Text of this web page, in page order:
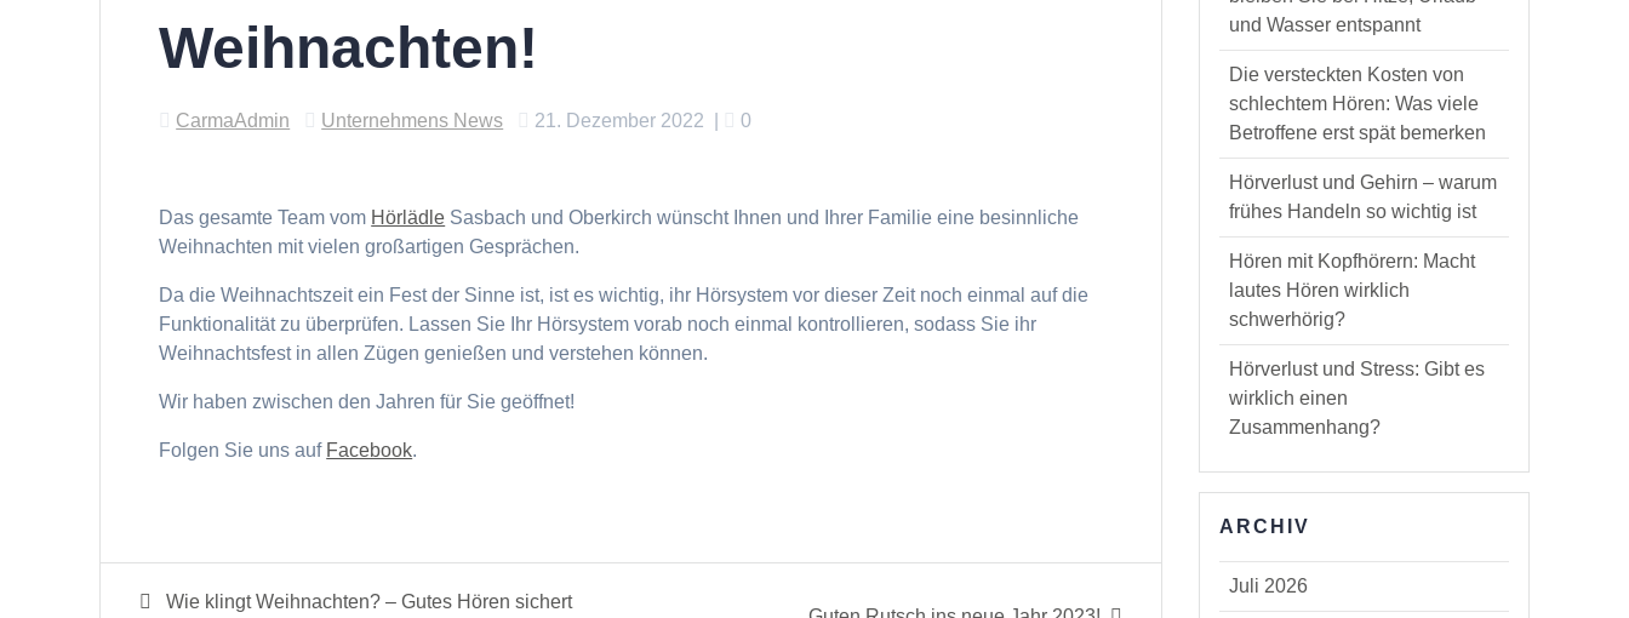
Weihnachten!
CarmaAdmin Unternehmens News 21. Dezember 2022 0
Das gesamte Team vom Hörlädle Sasbach und Oberkirch wünscht Ihnen und Ihrer Familie eine besinnliche
Weihnachten mit vielen großartigen Gesprächen.
Da die Weihnachtszeit ein Fest der Sinne ist, ist es wichtig, ihr Hörsystem vor dieser Zeit noch einmal auf die
Funktionalität zu überprüfen. Lassen Sie Ihr Hörsystem vorab noch einmal kontrollieren, sodass Sie ihr
Weihnachtsfest in allen Zügen genießen und verstehen können.
Wir haben zwischen den Jahren für Sie geöffnet!
Folgen Sie uns auf Facebook.
Beitragsnavigation
Previous
Wie klingt Weihnachten? – Gutes Hören sichert
und Wasser entspannt
Die versteckten Kosten von
schlechtem Hören: Was viele
Betroffene erst spät bemerken
Hörverlust und Gehirn – warum
frühes Handeln so wichtig ist
Hören mit Kopfhörern: Macht
lautes Hören wirklich
schwerhörig?
Hörverlust und Stress: Gibt es
wirklich einen
Zusammenhang?
ARCHIV
Juli 2026